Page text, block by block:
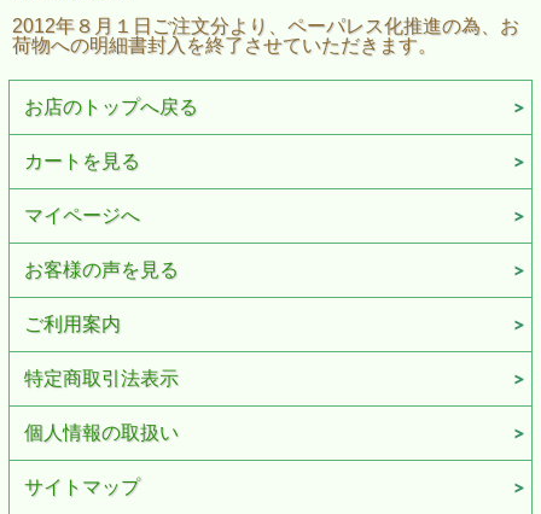
2012年８月１日ご注文分より、ペーパレス化推進の為、お
荷物への明細書封入を終了させていただきます。
お店のトップへ戻る
カートを見る
マイページへ
お客様の声を見る
ご利用案内
特定商取引法表示
個人情報の取扱い
サイトマップ